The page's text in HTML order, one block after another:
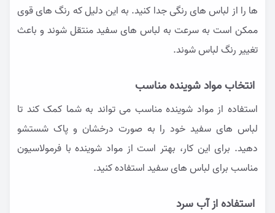
ها را از لباس های رنگی جدا کنید. به این دلیل که رنگ های قوی
ممکن است به سرعت به لباس های سفید منتقل شوند و باعث
تغییر رنگ لباس شوند.
انتخاب مواد شوینده مناسب
استفاده از مواد شوینده مناسب می تواند به شما کمک کند تا
لباس های سفید خود را به صورت درخشان و پاک شستشو
دهید. برای این کار، بهتر است از مواد شوینده با فرمولاسیون
مناسب برای لباس های سفید استفاده کنید.
استفاده از آب سرد